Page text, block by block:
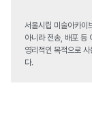
서울시립 미술아카이
아니라 전송, 배포 등
영리적인 목적으로
다.